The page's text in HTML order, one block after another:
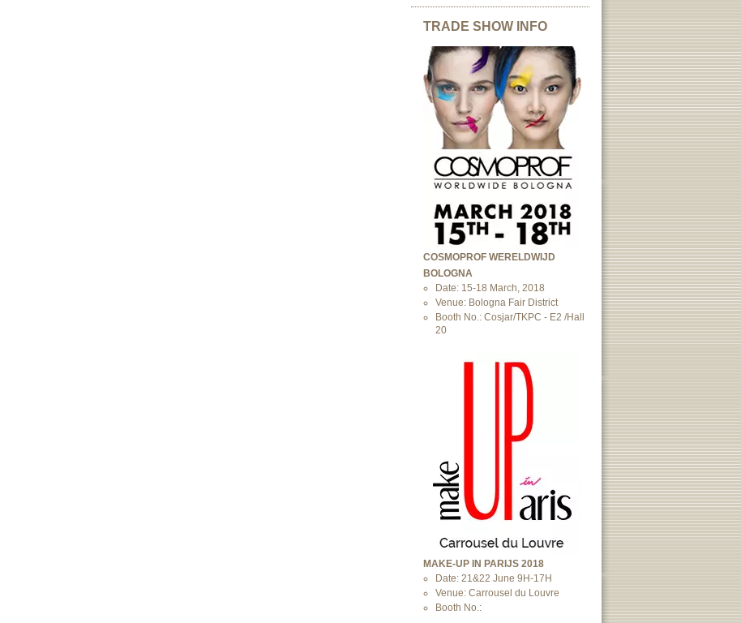
TRADE SHOW INFO
COSMOPROF WERELDWIJD
BOLOGNA
Date: 15-18 March, 2018
Venue: Bologna Fair District
Booth No.: Cosjar/TKPC - E2 /Hall
20
MAKE-UP IN PARIJS 2018
Date: 21&22 June 9H-17H
Venue: Carrousel du Louvre
Booth No.: